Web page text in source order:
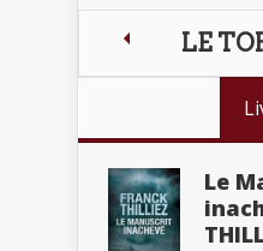
LE
Le